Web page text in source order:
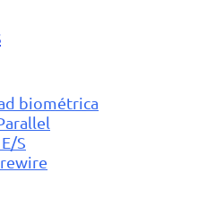
biométrica
S